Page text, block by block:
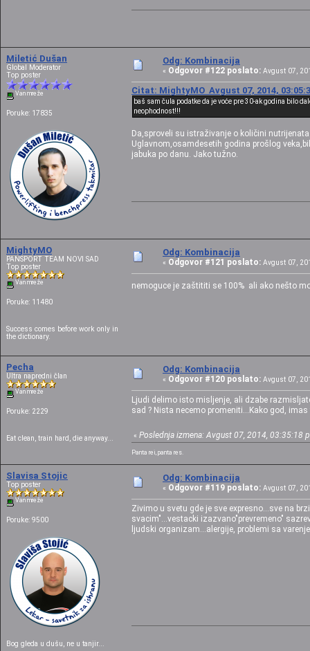
Miletić Dušan
Global Moderator
Top poster
Van mreže
Poruke: 17835
Odg: Kombinacija
« Odgovor #122 poslato: Avgust 07,
Citat: MightyMO Avgust 07, 2014,
baš sam čula podatke da je voće pre 30-ak godina bilo
neophodnost!!!
Da,sproveli su istraživanje o količini
Uglavnom,osamdesetih godina prošlog
jabuka po danu. Jako tužno.
MightyMO
PANSPORT TEAM NOVI SAD
Top poster
Van mreže
Poruke: 11480
Success comes before work only in
the dictionary.
Odg: Kombinacija
« Odgovor #121 poslato: Avgust 07,
nemoguce je zaštititi se 100% ali ako nešto
Pecha
Ultra napredni član
Van mreže
Poruke: 2229
Eat clean, train hard, die anyway...
Odg: Kombinacija
« Odgovor #120 poslato: Avgust 07,
Ljudi delimo isto misljenje, ali dzabe
sad ? Nista necemo promeniti...Kako god,
« Poslednja izmena: Avgust 07, 2014, 03:35:18
Panta rei, panta res.
Slavisa Stojic
Top poster
Van mreže
Poruke: 9500
Bog gleda u dušu, ne u tanjir...
Odg: Kombinacija
« Odgovor #119 poslato: Avgust 07,
Zivimo u svetu gde je sve expresno...sve na
svacim"...vestacki izazvano"prevremeno"
ljudski organizam...alergije, problemi sa